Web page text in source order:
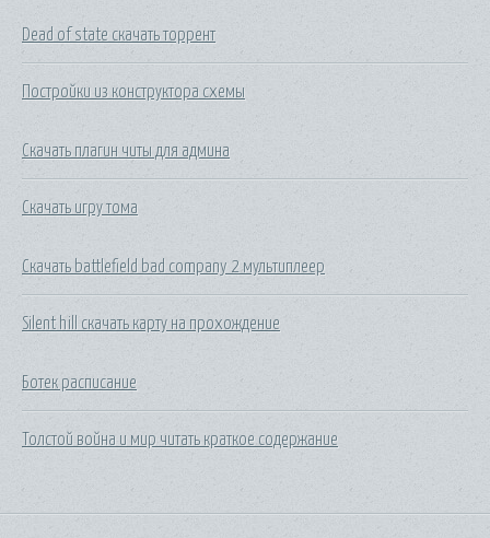
Dead of state скачать торрент
Постройки из конструктора схемы
Скачать плагин читы для админа
Скачать игру тома
Скачать battlefield bad company 2 мультиплеер
Silent hill скачать карту на прохождение
Ботек расписание
Толстой война и мир читать краткое содержание